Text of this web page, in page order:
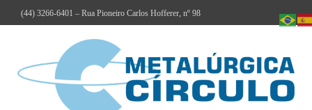
(44) 3266-6401 – Rua Pioneiro Carlos Hofferer, nº 98